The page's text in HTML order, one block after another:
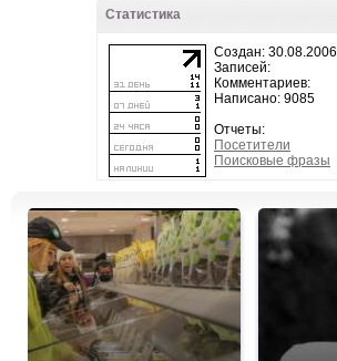
Статистика
Создан: 30.08.2006
Записей:
Комментариев:
Написано: 9085
Отчеты:
Посетители
Поисковые фразы